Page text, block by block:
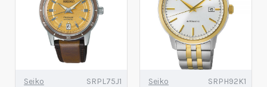
Seiko SRPL75J1 Seiko SRPH92K1